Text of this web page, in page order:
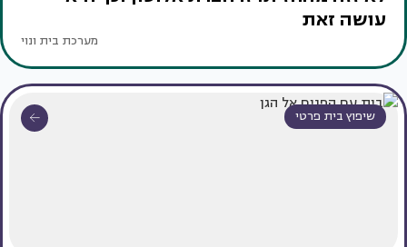
עושה זאת
מערכת בית ונוי
שיפוץ בית פרטי